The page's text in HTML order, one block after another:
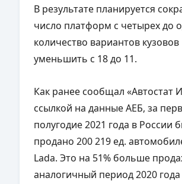
В результате планируется
число платформ с четырех до
количество вариантов кузовов
уменьшить с 18 до 11.
Как ранее сообщал «Автостат
ссылкой на данные АЕБ, за
полугодие 2021 года в России
продано 200 219 ед.
Lada. Это на 51% больше
аналогичный период 2020